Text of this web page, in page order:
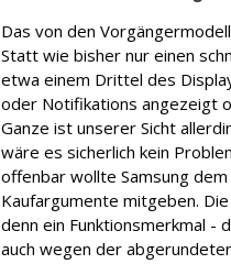
Das von den
Statt wie bisher nur einen
etwa einem Drittel des
oder Notifikations angezeigt
Ganze ist unserer Sicht
wäre es sicherlich kein
offenbar wollte Samsung
Kaufargumente mitgeben.
denn ein Funktionsmerkmal -
auch wegen der